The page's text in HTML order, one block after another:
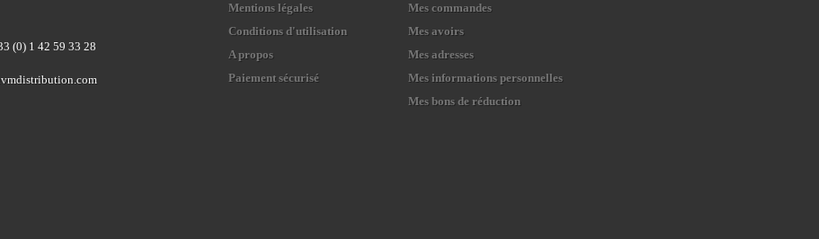
(0) 1 42 59 33 28
Mentions légales
Conditions d'utilisation
A propos
Paiement sécurisé
Mes commandes
Mes avoirs
Mes adresses
Mes informations personnelles
Mes bons de réduction